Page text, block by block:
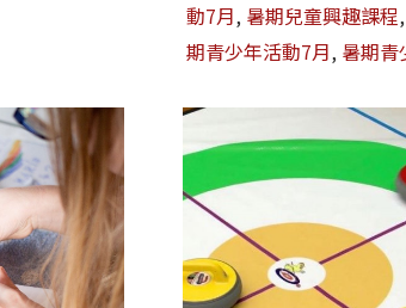
動7月, 暑期兒童興趣課程,
期青少年活動7月, 暑期青